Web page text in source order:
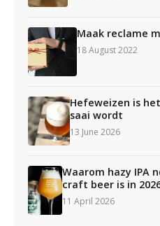
Maak reclame
18 August 2022
Hefeweizen is
saai wordt
13 June 2026
Waarom hazy IPA
craft beer is in
11 April 2026